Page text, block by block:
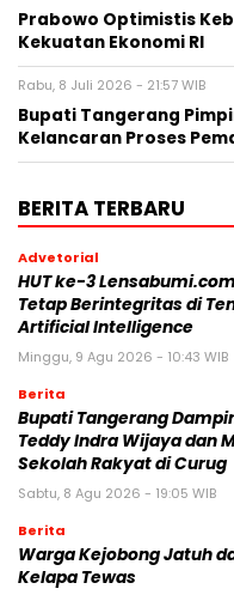
Prabowo Optimistis
Kekuatan Ekonomi RI
Rabu, 8 Juli 2026 - 21:57 WIB
Bupati Tangerang
Kelancaran Proses
BERITA TERBARU
Advetorial
HUT ke-3
Tetap Berintegritas di
Artificial Intelligence
Minggu, 9 Agu 2026 - 10:43 WIB
Berita
Bupati Tangerang
Teddy Indra Wijaya dan
Sekolah Rakyat di Curug
Sabtu, 8 Agu 2026 - 19:05 WIB
Berita
Warga Kejobong Jatuh
Kelapa Tewas